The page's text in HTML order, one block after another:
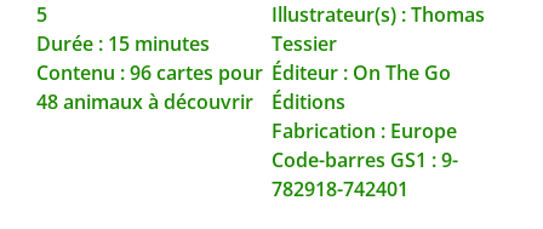
5
Durée : 15 minutes
Contenu : 96 cartes pour
48 animaux à découvrir
Illustrateur(s) : Thomas
Tessier
Éditeur : On The Go
Éditions
Fabrication : Europe
Code-barres GS1 : 9-
782918-742401